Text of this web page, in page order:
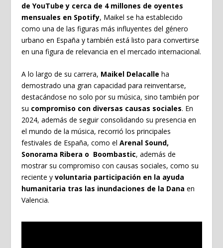
de YouTube y cerca de 4 millones de oyentes
mensuales en Spotify, Maikel se ha establecido
como una de las figuras más influyentes del género
urbano en España y también está listo para convertirse
en una figura de relevancia en el mercado internacional.
A lo largo de su carrera, Maikel Delacalle ha
demostrado una gran capacidad para reinventarse,
destacándose no solo por su música, sino también por
su compromiso con diversas causas sociales. En
2024, además de seguir consolidando su presencia en
el mundo de la música, recorrió los principales
festivales de España, como el Arenal Sound,
Sonorama Ribera o Boombastic, además de
mostrar su compromiso con causas sociales, como su
reciente y voluntaria participación en la ayuda
humanitaria tras las inundaciones de la Dana en
Valencia.